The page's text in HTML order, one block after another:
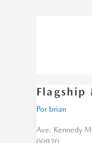
Flagship
Por brian
Ave. Kennedy
Flagship
Kennedy